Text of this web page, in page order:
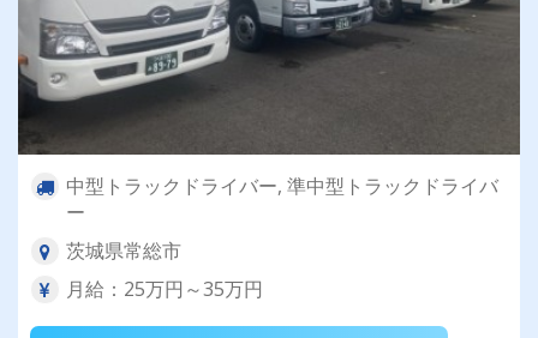
中型トラックドライバー, 準中型トラックドライバ
ー
茨城県常総市
月給：25万円～35万円